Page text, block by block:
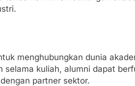
menghubungkan dunia
kuliah, alumni dapat
partner sektor.